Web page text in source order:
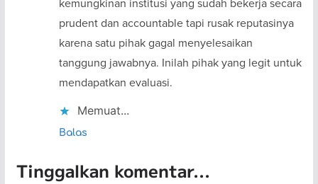
prudent dan accountable tapi rusak reputasinya
karena satu pihak gagal menyelesaikan
tanggung jawabnya. Inilah pihak yang legit untuk
mendapatkan evaluasi.
Memuat...
Balas
Tinggalkan komentar...